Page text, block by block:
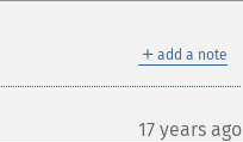
＋ add a note
17 years ago